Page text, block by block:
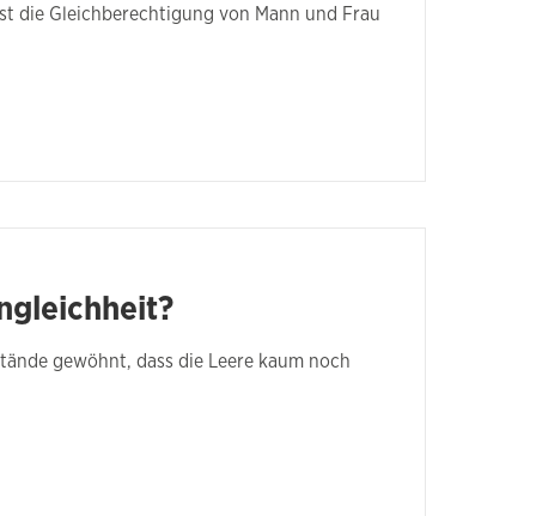
die Gleichberechtigung von Mann und Frau
gewöhnt, dass die Leere kaum noch